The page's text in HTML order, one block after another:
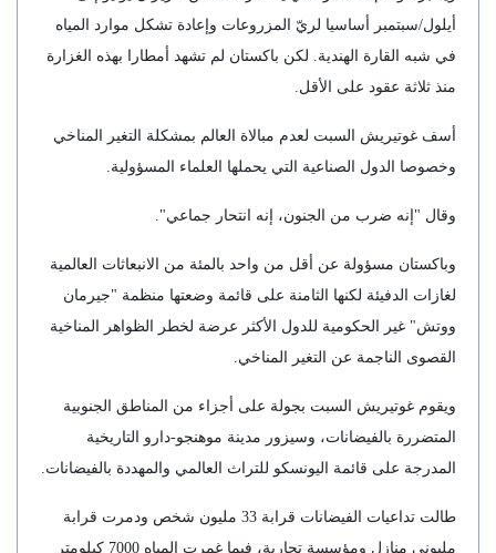
أيلول/سبتمبر أساسيا لريّ المزروعات وإعادة تشكل موارد المياه
في شبه القارة الهندية. لكن باكستان لم تشهد أمطارا بهذه الغزارة
منذ ثلاثة عقود على الأقل.
أسف غوتيريش السبت لعدم مبالاة العالم بمشكلة التغير المناخي
وخصوصا الدول الصناعية التي يحملها العلماء المسؤولية.
وقال "إنه ضرب من الجنون، إنه انتحار جماعي".
وباكستان مسؤولة عن أقل من واحد بالمئة من الانبعاثات العالمية
لغازات الدفيئة لكنها الثامنة على قائمة وضعتها منظمة "جيرمان
ووتش" غير الحكومية للدول الأكثر عرضة لخطر الظواهر المناخية
القصوى الناجمة عن التغير المناخي.
ويقوم غوتيريش السبت بجولة على أجزاء من المناطق الجنوبية
المتضررة بالفيضانات، وسيزور مدينة موهنجو-دارو التاريخية
المدرجة على قائمة اليونسكو للتراث العالمي والمهددة بالفيضانات.
طالت تداعيات الفيضانات قرابة 33 مليون شخص ودمرت قرابة
مليوني منازل ومؤسسة تجارية، فيما غمرت المياه 7000 كيلومتر